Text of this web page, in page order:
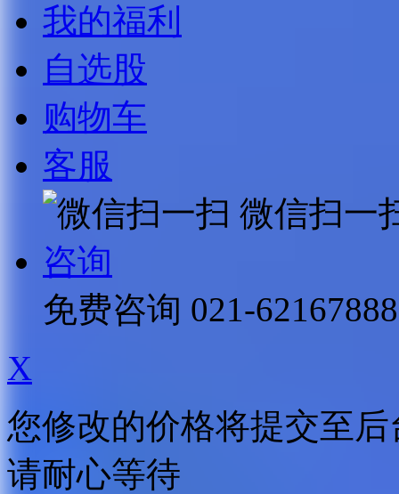
我的福利
自选股
购物车
客服
微信扫一
咨询
免费咨询 021-62167888
X
您修改的价格将提交至
请耐心等待